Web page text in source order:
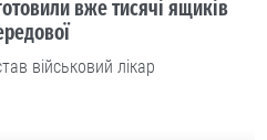
вже тисячі ящиків
військовий лікар